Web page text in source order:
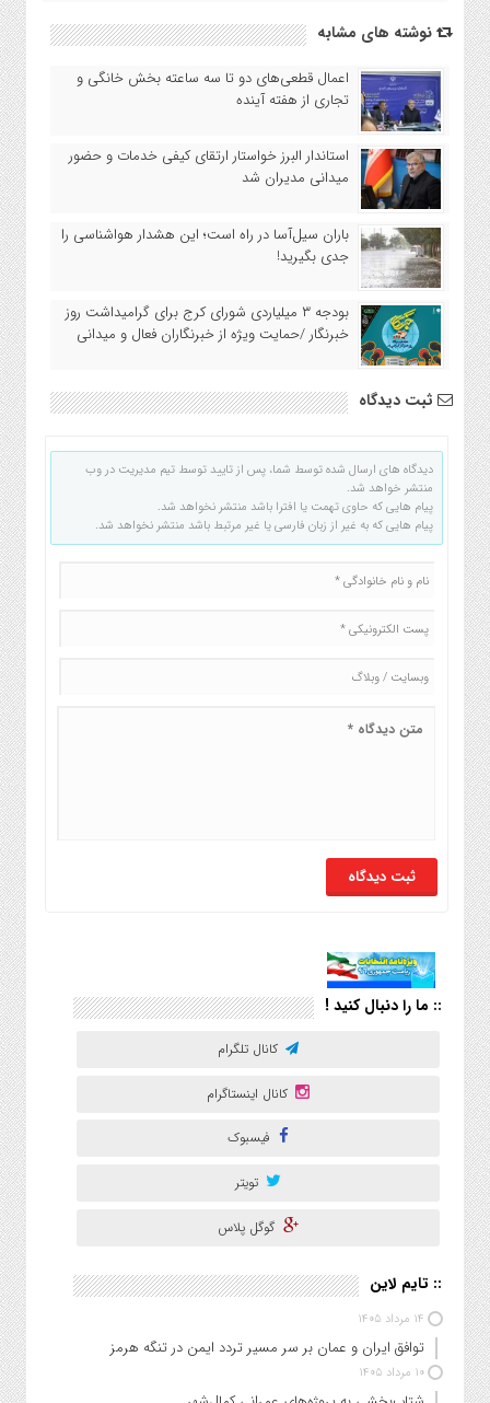
نوشته های مشابه
اعمال قطعی‌های دو تا سه ساعته بخش خانگی و
تجاری از هفته آینده
استاندار البرز خواستار ارتقای کیفی خدمات و حضور
میدانی مدیران شد
باران سیل‌آسا در راه است؛ این هشدار هواشناسی را
جدی بگیرید!
بودجه ۳ میلیاردی شورای کرج برای گرامیداشت روز
خبرنگار /حمایت ویژه از خبرنگاران فعال و میدانی
ثبت دیدگاه
دیدگاه های ارسال شده توسط شما، پس از تایید توسط تیم مدیریت در وب
منتشر خواهد شد.
پیام هایی که حاوی تهمت یا افترا باشد منتشر نخواهد شد.
پیام هایی که به غیر از زبان فارسی یا غیر مرتبط باشد منتشر نخواهد شد.
:: ما را دنبال کنید !
کانال تلگرام
کانال اینستاگرام
فیسبوک
تویتر
گوگل پلاس
:: تایم لاین
۱۴ مرداد ۱۴۰۵
توافق ایران و عمان بر سر مسیر تردد ایمن در تنگه هرمز
۱۰ مرداد ۱۴۰۵